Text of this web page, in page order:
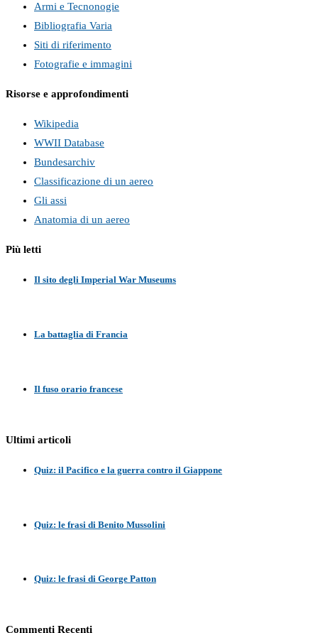
Armi e Tecnonogie
Bibliografia Varia
Siti di riferimento
Fotografie e immagini
Risorse e approfondimenti
Wikipedia
WWII Database
Bundesarchiv
Classificazione di un aereo
Gli assi
Anatomia di un aereo
Più letti
Il sito degli Imperial War Museums
La battaglia di Francia
Il fuso orario francese
Ultimi articoli
Quiz: il Pacifico e la guerra contro il Giappone
Quiz: le frasi di Benito Mussolini
Quiz: le frasi di George Patton
Commenti Recenti